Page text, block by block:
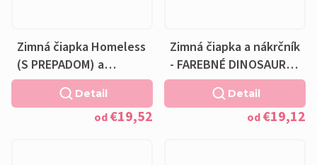
Zimná čiapka Homeless
(S PREPADOM) a
nákrčník - FAREBNÉ
DINOSAURY - fleecová
čierna podšívkaod€19,52
Detail
Zimná čiapka a nákrčník
- FAREBNÉ DINOSAURY -
fleecová čierna
podšívka
od€19,12
Detail